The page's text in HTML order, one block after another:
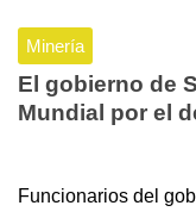
Minería
El gobierno de
Mundial por el
Funcionarios del